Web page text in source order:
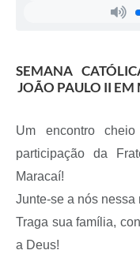
SEMANA
JOÃO PAULO II EM
Um encontro
participação da
Maracaí!
Junte-se a nós nessa
Traga sua família,
a Deus!